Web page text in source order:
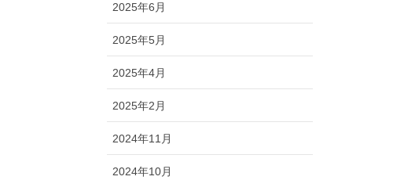
2025年6月
2025年5月
2025年4月
2025年2月
2024年11月
2024年10月